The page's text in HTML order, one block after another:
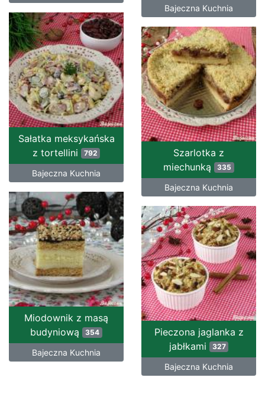
Bajeczna Kuchnia
Sałatka meksykańska
z tortellini
792
Bajeczna Kuchnia
Szarlotka z
miechunką 335
Bajeczna Kuchnia
Miodownik z masą
budyniową 354
Bajeczna Kuchnia
Pieczona jaglanka z
jabłkami
327
Bajeczna Kuchnia